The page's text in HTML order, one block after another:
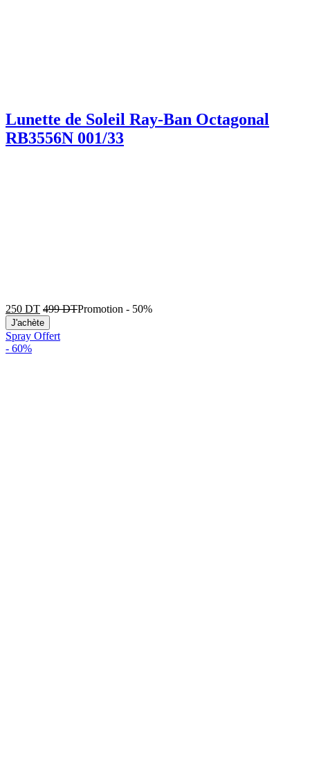
Lunette de Soleil Ray-Ban Octagonal
RB3556N 001/33
250 DT 499DTPromotion - 50%
J'achète
Spray Offert
- 60%